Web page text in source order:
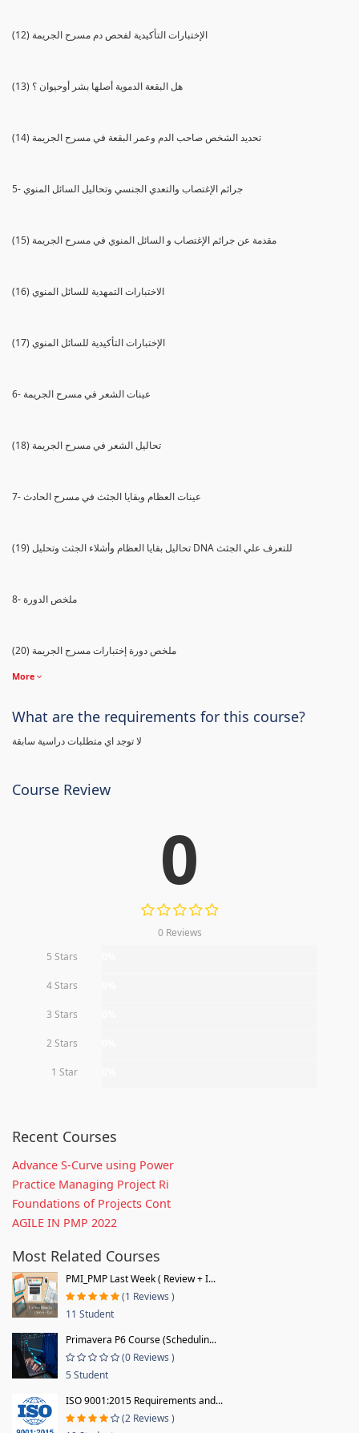
(12) الإختبارات التأكيدية لفحص دم مسرح الجريمة
(13) هل البقعة الدموية أصلها بشر أوحيوان ؟
(14) تحديد الشخص صاحب الدم وعمر البقعة في مسرح الجريمة
5- جرائم الإغتصاب والتعدي الجنسي وتحاليل السائل المنوي
(15) مقدمة عن جرائم الإغتصاب و السائل المنوي في مسرح الجريمة
(16) الاختبارات التمهدية للسائل المنوي
(17) الإختبارات التأكيدية للسائل المنوي
6- عينات الشعر في مسرح الجريمة
(18) تحاليل الشعر في مسرح الجريمة
7- عينات العظام وبقايا الجثث في مسرح الحادث
(19) تحاليل بقايا العظام وأشلاء الجثث وتحليل DNA للتعرف علي الجثث
8- ملخص الدورة
(20) ملخص دورة إختبارات مسرح الجريمة
More
What are the requirements for this course?
لا توجد اي متطلبات دراسية سابقة
Course Review
0
0 Reviews
5 Stars
4 Stars
3 Stars
2 Stars
1 Star
Recent Courses
Advance S-Curve using Power
Practice Managing Project Ri
Foundations of Projects Cont
AGILE IN PMP 2022
Most Related Courses
PMI_PMP Last Week ( Review + I...
(1 Reviews )
11 Student
Primavera P6 Course (Schedulin...
(0 Reviews )
5 Student
ISO 9001:2015 Requirements and...
(2 Reviews )